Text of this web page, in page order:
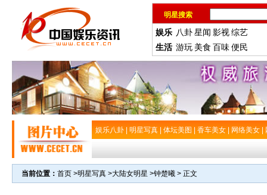
明星搜索
娱乐 八卦星闻 影视综艺
生活 游玩 美食 百味便民
娱乐八卦 明星写真 体坛美图 香车美女 网络美女
当前位置： 首页 >明星写真 >大陆女明星 >钟楚曦 > 正文